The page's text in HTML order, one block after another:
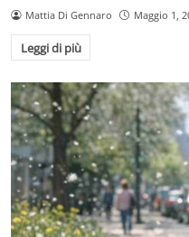
Mattia Di Gennaro Maggio 1,
Leggi di più